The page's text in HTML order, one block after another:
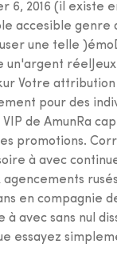
⁦⁦⁦⁦⁦⁦6⁩⁩⁩⁩⁩⁩, ⁦⁦⁦⁦⁦⁦2016⁩⁩⁩⁩⁩⁩ (il existe
accesible genre
une telle
un'argent
Votre
pour des
VIP de AmunRa
promotions.
à avec
en compagnie
avec sans nul
essayez